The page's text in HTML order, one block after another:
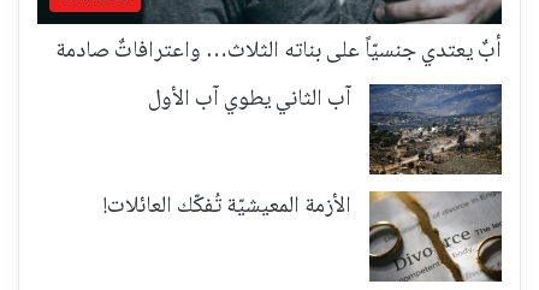
أبٌ يعتدي جنسيّاً على بناته الثلاث… واعترافاتٌ صادمة
آب الثاني يطوي آب الأول
الأزمة المعيشيّة تُفكّك العائلات!